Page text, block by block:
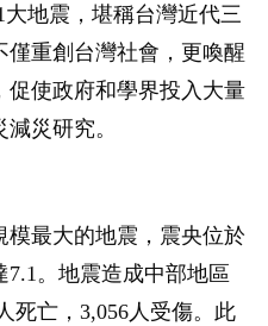
地震，堪稱台灣近代三
僅重創台灣社會，更喚醒
促使政府和學界投入大量
災研究。
模最大的地震，震央位於
。地震造成中部地區
死亡，3,056人受傷。此